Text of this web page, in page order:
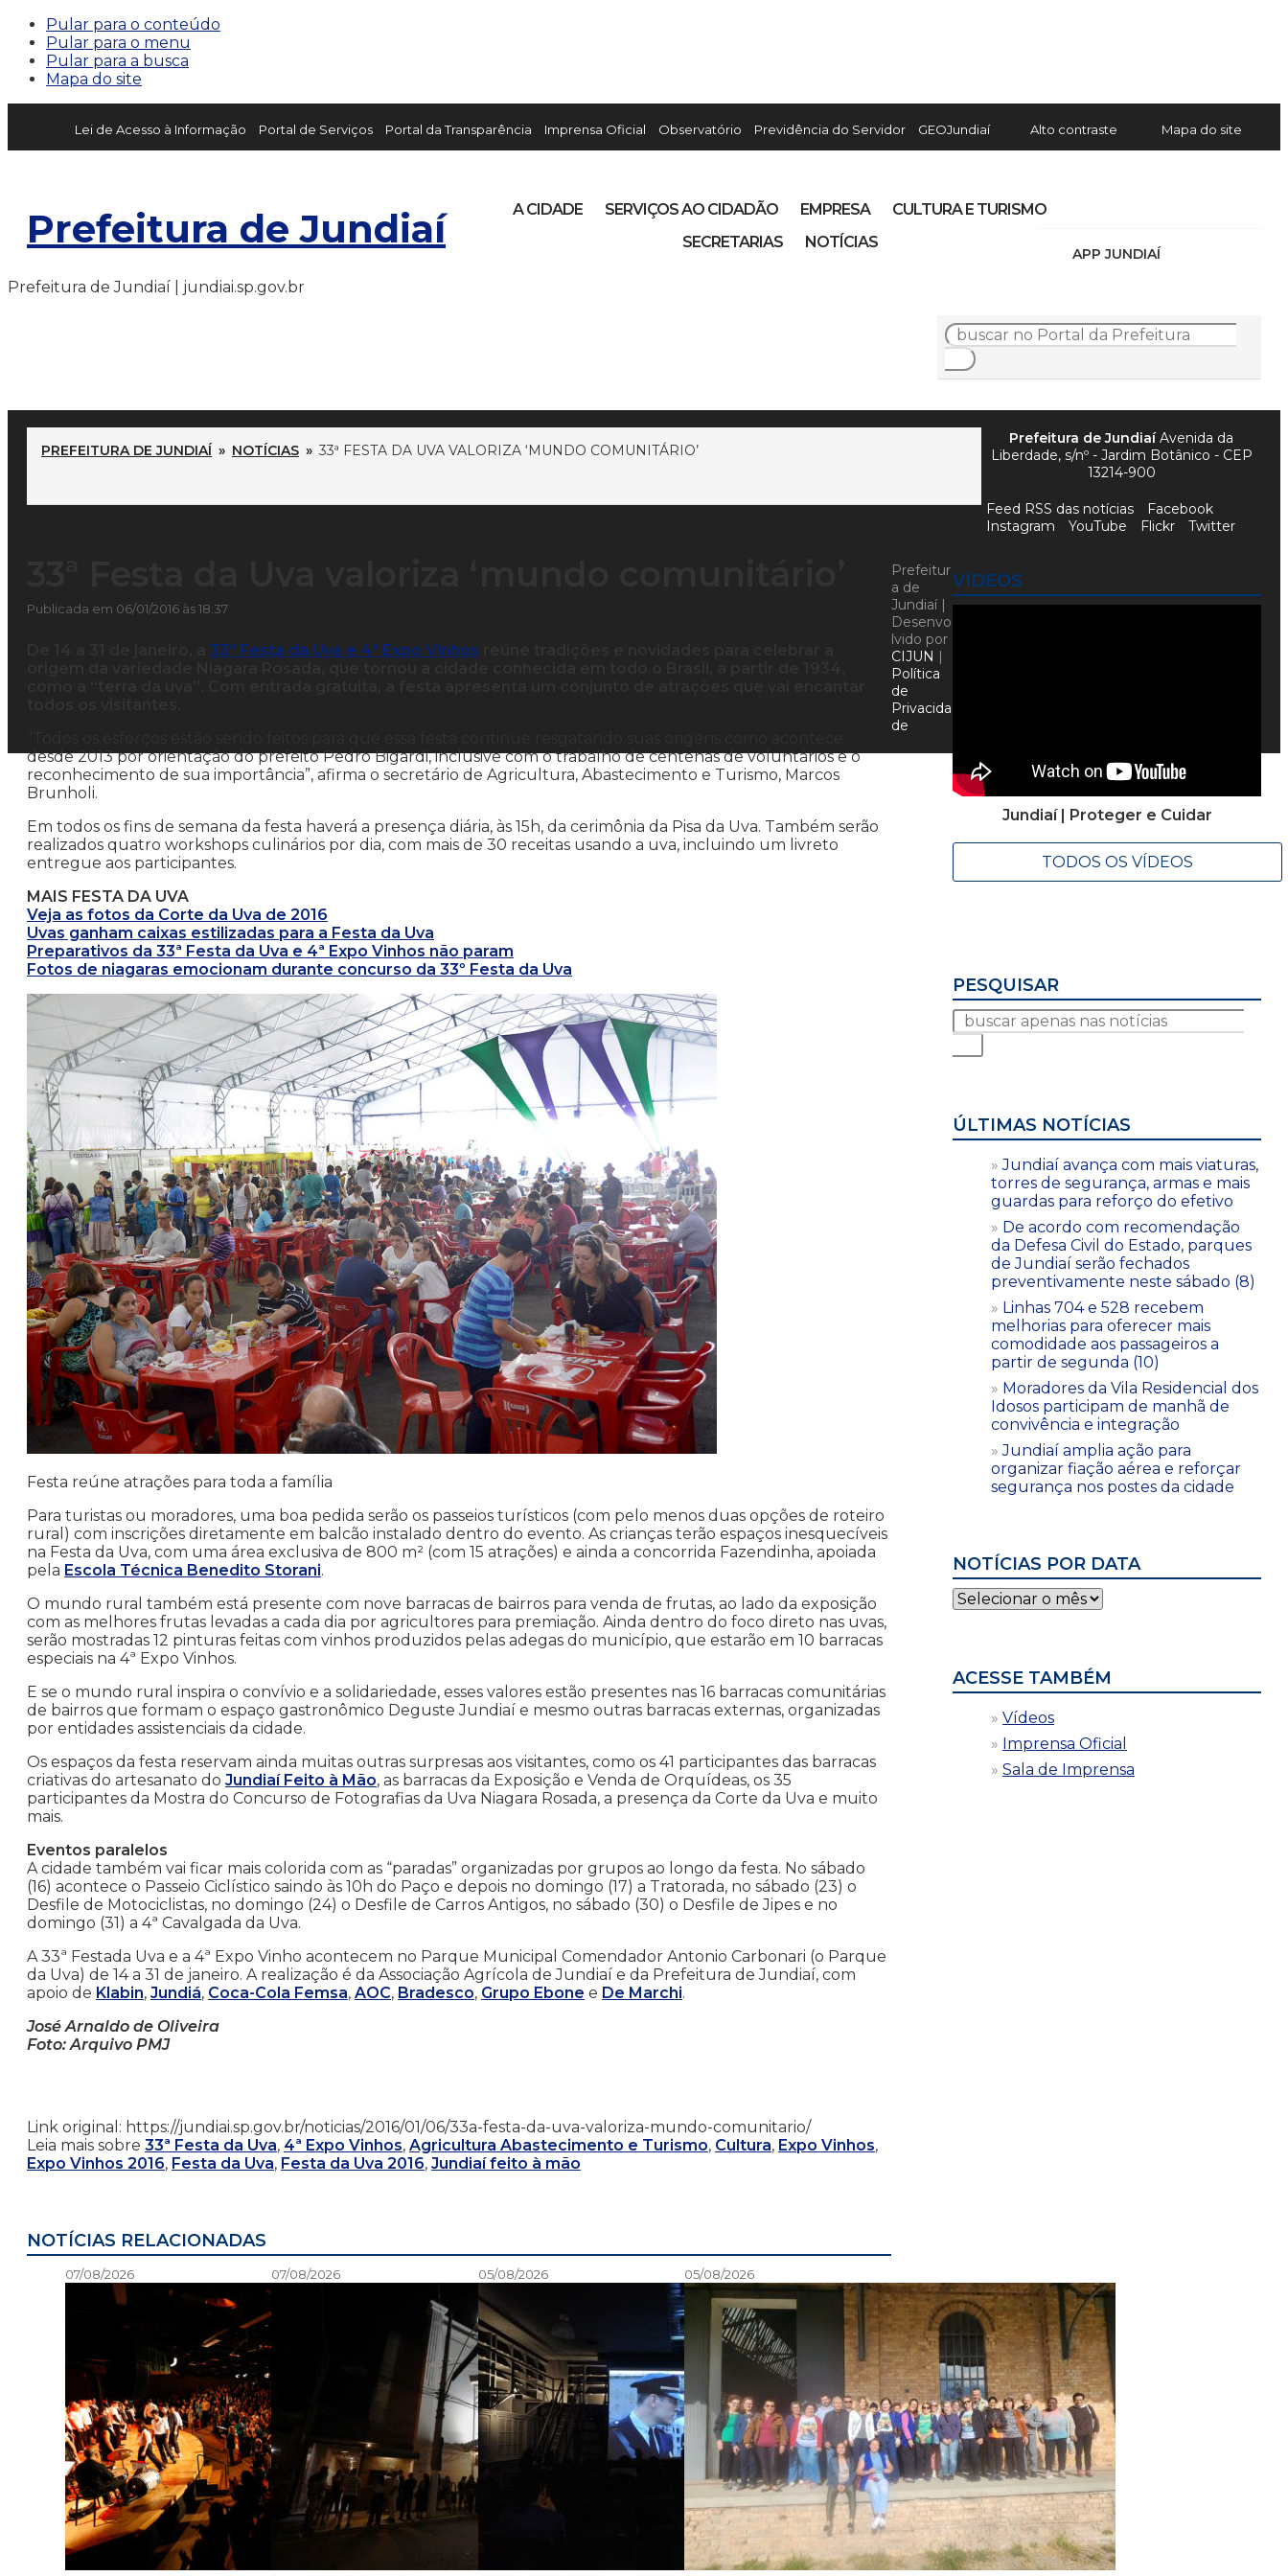
Pular para o conteúdo
Pular para o menu
Pular para a busca
Mapa do site
Lei de Acesso à Informação Portal de Serviços Portal da Transparência Imprensa Oficial Observatório Previdência do Servidor GEOJundiaí Alto contraste Mapa do site
Prefeitura de Jundiaí
APP JUNDIAÍ
A CIDADE SERVIÇOS AO CIDADÃO EMPRESA
CULTURA E TURISMO
SECRETARIAS
NOTÍCIAS
Prefeitura de Jundiaí | jundiai.sp.gov.br
PREFEITURA DE JUNDIAÍ » NOTÍCIAS » 33ª FESTA DA UVA VALORIZA ‘MUNDO COMUNITÁRIO’
Publicada em 06/01/2016 às 18:37
33ª Festa da Uva e 4ª Expo Vinhos
desde 2013 por orientação do prefeito Pedro Bigardi, inclusive com o trabalho de centenas de voluntários e o
reconhecimento de sua importância”, afirma o secretário de Agricultura, Abastecimento e Turismo, Marcos
Brunholi.
Em todos os fins de semana da festa haverá a presença diária, às 15h, da cerimônia da Pisa da Uva. Também serão
realizados quatro workshops culinários por dia, com mais de 30 receitas usando a uva, incluindo um livreto
entregue aos participantes.
MAIS FESTA DA UVA
Veja as fotos da Corte da Uva de 2016
Uvas ganham caixas estilizadas para a Festa da Uva
Preparativos da 33ª Festa da Uva e 4ª Expo Vinhos não param
Fotos de niagaras emocionam durante concurso da 33º Festa da Uva
Festa reúne atrações para toda a família
Para turistas ou moradores, uma boa pedida serão os passeios turísticos (com pelo menos duas opções de roteiro
rural) com inscrições diretamente em balcão instalado dentro do evento. As crianças terão espaços inesquecíveis
na Festa da Uva, com uma área exclusiva de 800 m² (com 15 atrações) e ainda a concorrida Fazendinha, apoiada
pela Escola Técnica Benedito Storani.
O mundo rural também está presente com nove barracas de bairros para venda de frutas, ao lado da exposição
com as melhores frutas levadas a cada dia por agricultores para premiação. Ainda dentro do foco direto nas uvas,
serão mostradas 12 pinturas feitas com vinhos produzidos pelas adegas do município, que estarão em 10 barracas
especiais na 4ª Expo Vinhos.
E se o mundo rural inspira o convívio e a solidariedade, esses valores estão presentes nas 16 barracas comunitárias
de bairros que formam o espaço gastronômico Deguste Jundiaí e mesmo outras barracas externas, organizadas
por entidades assistenciais da cidade.
Os espaços da festa reservam ainda muitas outras surpresas aos visitantes, como os 41 participantes das barracas
criativas do artesanato do Jundiaí Feito à Mão, as barracas da Exposição e Venda de Orquídeas, os 35
participantes da Mostra do Concurso de Fotografias da Uva Niagara Rosada, a presença da Corte da Uva e muito
mais.
Eventos paralelos
A cidade também vai ficar mais colorida com as “paradas” organizadas por grupos ao longo da festa. No sábado
(16) acontece o Passeio Ciclístico saindo às 10h do Paço e depois no domingo (17) a Tratorada, no sábado (23) o
Desfile de Motociclistas, no domingo (24) o Desfile de Carros Antigos, no sábado (30) o Desfile de Jipes e no
domingo (31) a 4ª Cavalgada da Uva.
A 33ª Festada Uva e a 4ª Expo Vinho acontecem no Parque Municipal Comendador Antonio Carbonari (o Parque
da Uva) de 14 a 31 de janeiro. A realização é da Associação Agrícola de Jundiaí e da Prefeitura de Jundiaí, com
apoio de Klabin, Jundiá, Coca-Cola Femsa, AOC, Bradesco, Grupo Ebone e De Marchi.
José Arnaldo de Oliveira
Foto: Arquivo PMJ
Link original: https://jundiai.sp.gov.br/noticias/2016/01/06/33a-festa-da-uva-valoriza-mundo-comunitario/
Leia mais sobre 33ª Festa da Uva, 4ª Expo Vinhos, Agricultura Abastecimento e Turismo, Cultura, Expo Vinhos,
Expo Vinhos 2016, Festa da Uva, Festa da Uva 2016, Jundiaí feito à mão
NOTÍCIAS RELACIONADAS
07/08/2026 07/08/2026 05/08/2026 05/08/2026
VÍDEOS
Jundiaí | Proteger e Cuidar
TODOS OS VÍDEOS
PESQUISAR
ÚLTIMAS NOTÍCIAS
Jundiaí avança com mais viaturas,
torres de segurança, armas e mais
guardas para reforço do efetivo
De acordo com recomendação
da Defesa Civil do Estado, parques
de Jundiaí serão fechados
preventivamente neste sábado (8)
Linhas 704 e 528 recebem
melhorias para oferecer mais
comodidade aos passageiros a
partir de segunda (10)
Moradores da Vila Residencial dos
Idosos participam de manhã de
convivência e integração
Jundiaí amplia ação para
organizar fiação aérea e reforçar
segurança nos postes da cidade
NOTÍCIAS POR DATA
Notícias
por
ACESSE TAMBÉM
Vídeos
Imprensa Oficial
Sala de Imprensa
Prefeitura de JundiaíAvenida da
Liberdade, s/nº - Jardim Botânico - CEP
13214-900
Feed RSS das notícias
Facebook
Instagram
YouTube Flickr Twitter
Prefeitur
a de
Jundiaí |
Desenvo
lvido por
CIJUN |
Política
de
Privacida
de